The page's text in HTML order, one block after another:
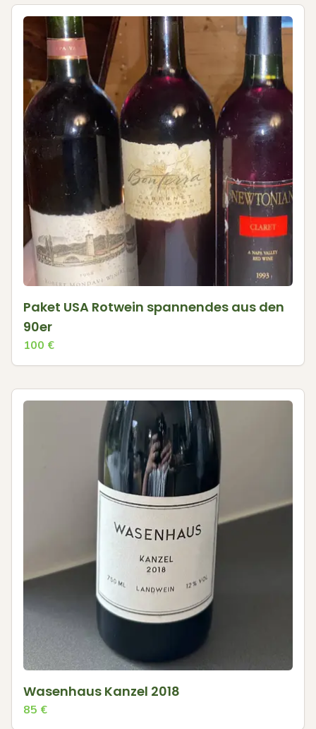
Paket USA Rotwein spannendes aus den
90er
100 €
Wasenhaus Kanzel 2018
85 €